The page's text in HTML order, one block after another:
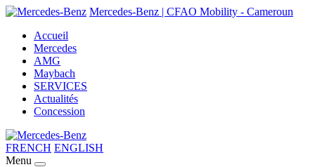
Mercedes-Benz | CFAO Mobility - Cameroun
Accueil
Mercedes
AMG
Maybach
SERVICES
Actualités
Concession
FRENCH ENGLISH
Menu